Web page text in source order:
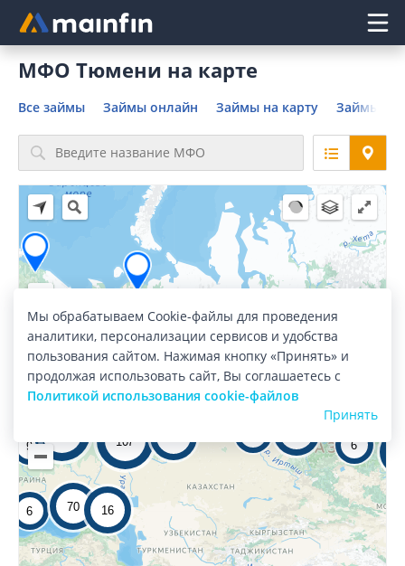
Главное меню
МФО Тюмени на карте
Все займы Займы онлайн Займы на карту Займы
9
6 70
17
107
16
2
3
13
6
Мы обрабатываем Cookie-файлы для проведения
аналитики, персонализации сервисов и удобства
пользования сайтом. Нажимая кнопку «Принять» и
продолжая использовать сайт, Вы соглашаетесь с
Политикой использования cookie-файлов
Принять